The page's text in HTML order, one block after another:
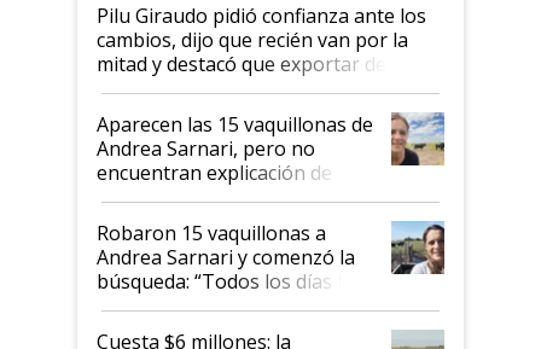
Pilu Giraudo pidió confianza ante los
cambios, dijo que recién van por la
mitad y destacó que exportar dejó de
ser "para unos pocos": "Tenemos un
mandato muy claro del gobierno
nacional"
Aparecen las 15 vaquillonas de
Andrea Sarnari, pero no
encuentran explicación de
cómo llegaron allí
Robaron 15 vaquillonas a
Andrea Sarnari y comenzó la
búsqueda: “Todos los días le
toca a algún productor”
Cuesta $6 millones: la